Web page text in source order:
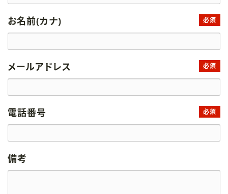
お名前(カナ) 必須
メールアドレス 必須
電話番号 必須
備考